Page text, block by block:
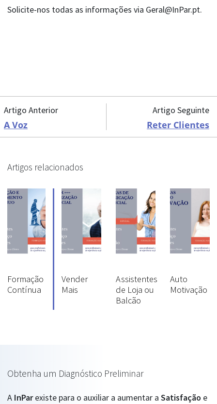
Solicite-nos todas as informações via Geral@InPar.pt.
Artigo Anterior
A Voz
Artigo Seguinte
Reter Clientes
Artigos relacionados
Formação
Contínua
Vender
Mais
Assistentes
de Loja ou
Balcão
Auto
Motivação
Obtenha um Diagnóstico Preliminar
A InParexiste para o auxiliar a aumentar a Satisfação e